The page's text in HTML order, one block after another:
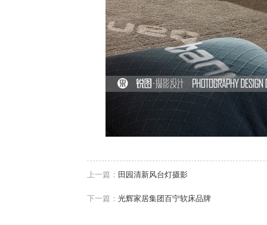
上一篇： 田园清新风台灯摄影
下一篇： 光辉家居集团百宁软床品牌